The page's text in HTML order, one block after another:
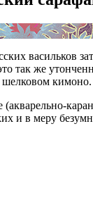
васильков
так же
шелковом кимоно.
(акварельно-
и в меру